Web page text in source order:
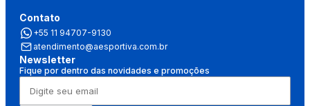
Contato
+55 11 94707-9130
atendimento@aesportiva.com.br
Newsletter
Fique por dentro das novidades e promoções